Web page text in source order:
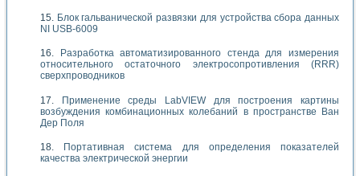
Блок гальванической развязки для устройства сбора данных
NI USB-6009
Разработка автоматизированного стенда для измерения
относительного остаточного электросопротивления (RRR)
сверхпроводников
Применение среды LabVIEW для построения картины
возбуждения комбинационных колебаний в пространстве Ван
Дер Поля
Портативная система для определения показателей
качества электрической энергии